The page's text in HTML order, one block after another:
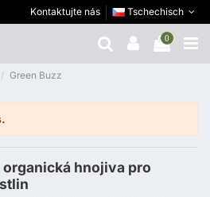
Kontaktujte nás Tschechisch
0
Green Buzz
hnojiva pro